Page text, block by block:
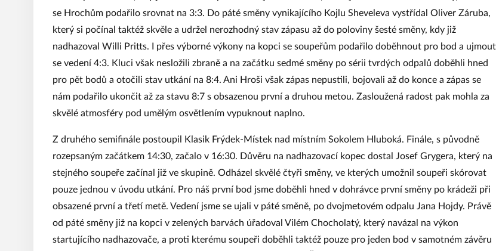
se Hrochům podařilo srovnat na 3:3. Do páté směny vynikajícího Kojlu Sheveleva vystřídal Oliver Záruba,
který si počínal taktéž skvěle a udržel nerozhodný stav zápasu až do poloviny šesté směny, kdy již
nadhazoval Willi Pritts. I přes výborné výkony na kopci se soupeřům podařilo doběhnout pro bod a ujmout
se vedení 4:3. Kluci však nesložili zbraně a na začátku sedmé směny po sérii tvrdých odpalů doběhli hned
pro pět bodů a otočili stav utkání na 8:4. Ani Hroši však zápas nepustili, bojovali až do konce a zápas se
nám podařilo ukončit až za stavu 8:7 s obsazenou první a druhou metou. Zasloužená radost pak mohla za
skvělé atmosféry pod umělým osvětlením vypuknout naplno.
Z druhého semifinále postoupil Klasik Frýdek-Místek nad místním Sokolem Hluboká. Finále, s původně
rozepsaným začátkem 14:30, začalo v 16:30. Důvěru na nadhazovací kopec dostal Josef Grygera, který na
stejného soupeře začínal již ve skupině. Odházel skvělé čtyři směny, ve kterých umožnil soupeři skórovat
pouze jednou v úvodu utkání. Pro náš první bod jsme doběhli hned v dohrávce první směny po krádeži při
obsazené první a třetí metě. Vedení jsme se ujali v páté směně, po dvojmetovém odpalu Jana Hojdy. Právě
od páté směny již na kopci v zelených barvách úřadoval Vilém Chocholatý, který navázal na výkon
startujícího nadhazovače, a proti kterému soupeři doběhli taktéž pouze pro jeden bod v samotném závěru